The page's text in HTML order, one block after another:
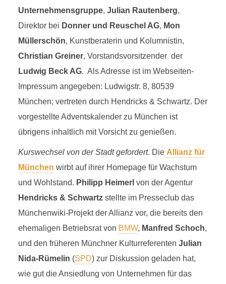
Unternehmensgruppe, Julian Rautenberg,
Direktor bei Donner und Reuschel AG, Mon
Müllerschön, Kunstberaterin und Kolumnistin,
Christian Greiner, Vorstandsvorsitzender der
Ludwig Beck AG. Als Adresse ist im Webseiten-
Impressum angegeben: Ludwigstr. 8, 80539
München; vertreten durch Hendricks & Schwartz. Der
vorgestellte Adventskalender zu München ist
übrigens inhaltlich mit Vorsicht zu genießen.
Kurswechsel von der Stadt gefordert. Die Allianz für
München wirbt auf ihrer Homepage für Wachstum
und Wohlstand. Philipp Heimerl von der Agentur
Hendricks & Schwartzstellte im Presseclub das
Münchenwiki-Projekt der Allianz vor, die bereits den
ehemaligen Betriebsrat von BMW, Manfred Schoch,
und den früheren Münchner Kulturreferenten Julian
Nida-Rümelin (SPD) zur Diskussion geladen hat,
wie gut die Ansiedlung von Unternehmen für das